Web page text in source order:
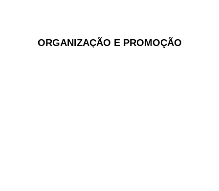
ORGANIZAÇÃO E PROMOÇÃO